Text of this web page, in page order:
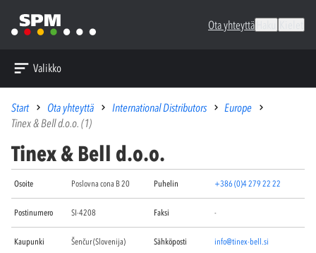
Ota yhteyttä
Valikko
Start Ota yhteyttä International Distributors
Europe
Tinex & Bell d.o.o. (1)
Tinex & Bell d.o.o.
Osoite Poslovna cona B 20 Puhelin +386 (0)4 279 22 22
Postinumero SI-4208 Faksi -
Kaupunki Šenčur (Slovenija) Sähköposti info@tinex-bell.si